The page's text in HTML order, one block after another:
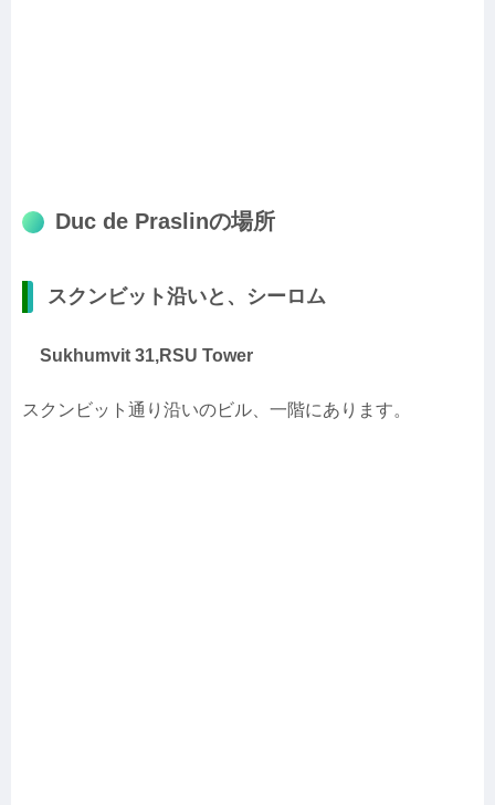
Duc de Praslinの場所
スクンビット沿いと、シーロム
Sukhumvit 31,RSU Tower
スクンビット通り沿いのビル、一階にあります。